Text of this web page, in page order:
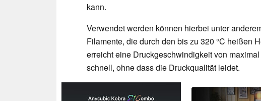
kann.
Verwendet werden können hierbei unter
Filamente, die durch den bis zu 320 °C heißen
erreicht eine Druckgeschwindigkeit von
schnell, ohne dass die Druckqualität leidet.